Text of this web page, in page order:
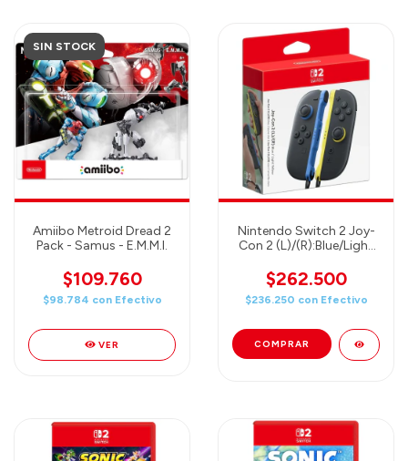
SIN STOCK
Amiibo Metroid Dread 2
Pack - Samus - E.M.M.I.
$109.760
$98.784 con Efectivo
VER
Nintendo Switch 2 Joy-
Con 2 (L)/(R):Blue/Light
$262.500
$236.250 con Efectivo